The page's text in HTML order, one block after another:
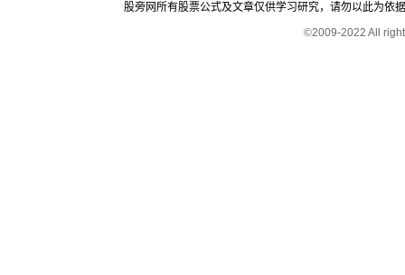
股旁网所有股票公式及文章仅供学习研究，请勿以此为依
©2009-2022 All